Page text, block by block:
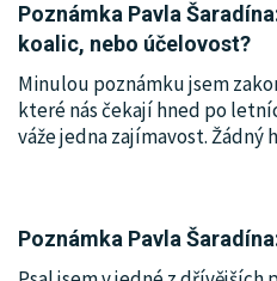
Poznámka Pavla
koalic, nebo účelovost?
Minulou poznámku jsem
které nás čekají hned po
váže jedna zajímavost. Žádný
Poznámka Pavla